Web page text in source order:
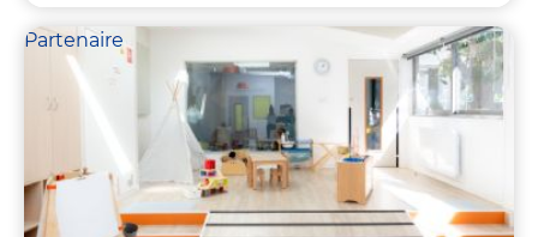
Partenaire